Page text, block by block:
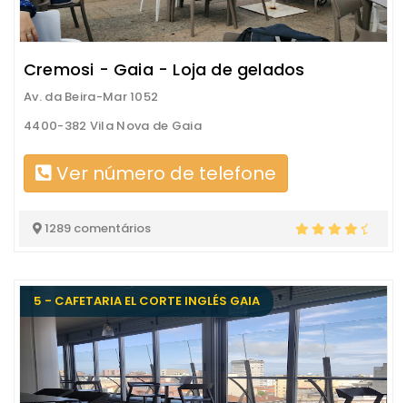
Cremosi - Gaia - Loja de gelados
Av. da Beira-Mar 1052
4400-382 Vila Nova de Gaia
Ver número de telefone
1289 comentários
5 - CAFETARIA EL CORTE INGLÉS GAIA